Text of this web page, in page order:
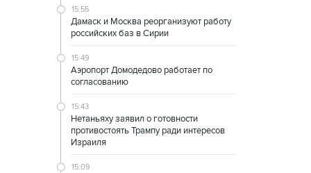
15:55
Дамаск и Москва реорганизуют работу
российских баз в Сирии
15:49
Аэропорт Домодедово работает по
согласованию
15:43
Нетаньяху заявил о готовности
противостоять Трампу ради интересов
Израиля
15:09